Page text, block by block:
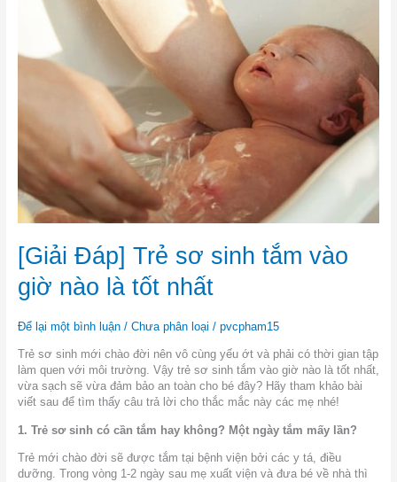
[Giải Đáp] Trẻ sơ sinh tắm vào
giờ nào là tốt nhất
Để lại một bình luận / Chưa phân loại / pvcpham15
Trẻ sơ sinh mới chào đời nên vô cùng yếu ớt và phải có thời gian tập
làm quen với môi trường. Vậy trẻ sơ sinh tắm vào giờ nào là tốt nhất,
vừa sạch sẽ vừa đảm bảo an toàn cho bé đây? Hãy tham khảo bài
viết sau để tìm thấy câu trả lời cho thắc mắc này các mẹ nhé!
1. Trẻ sơ sinh có cần tắm hay không? Một ngày tắm mấy lần?
Trẻ mới chào đời sẽ được tắm tại bệnh viện bởi các y tá, điều
dưỡng. Trong vòng 1-2 ngày sau mẹ xuất viện và đưa bé về nhà thì
sinh
tốt
nhất